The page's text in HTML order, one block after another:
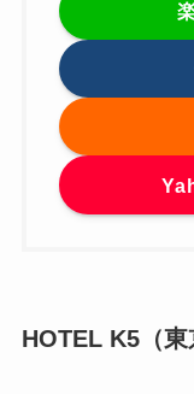
HOTEL K5（東